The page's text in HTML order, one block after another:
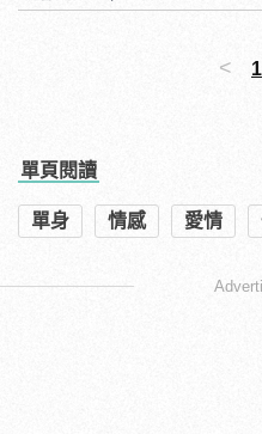
< 1
單頁閱讀
單身 情感 愛情